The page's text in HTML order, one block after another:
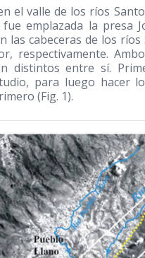
el valle de los ríos
emplazada la presa
las cabeceras de los
respectivamente.
entre sí.
para luego hacer
(Fig. 1).